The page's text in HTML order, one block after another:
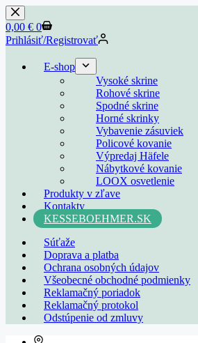
0,00 € 0
Prihlásiť/Registrovať
E-shop
Vysoké skrine
Rohové skrine
Spodné skrine
Horné skrinky
Vybavenie zásuviek
Policové kovanie
Výpredaj Häfele
Nábytkové kovanie
LOOX osvetlenie
Produkty v zľave
Kontakty
KESSEBOEHMER.SK
Súťaže
Doprava a platba
Ochrana osobných údajov
Všeobecné obchodné podmienky
Reklamačný poriadok
Reklamačný protokol
Odstúpenie od zmluvy